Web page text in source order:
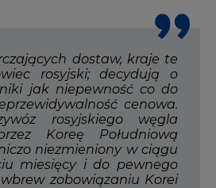
dostaw, kraje te
rosyjski; decydują o
jak niepewność co do
cenowa.
rosyjskiego węgla
Koreę Południową
niezmieniony w ciągu
miesięcy i do pewnego
zobowiązaniu Korei